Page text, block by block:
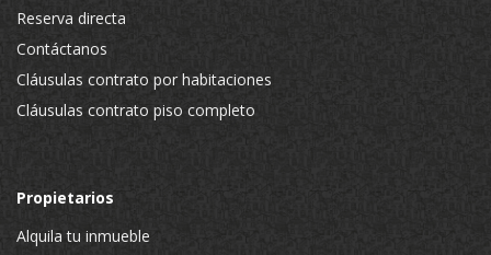
Reserva directa
Contáctanos
Cláusulas contrato por habitaciones
Cláusulas contrato piso completo
Propietarios
Alquila tu inmueble